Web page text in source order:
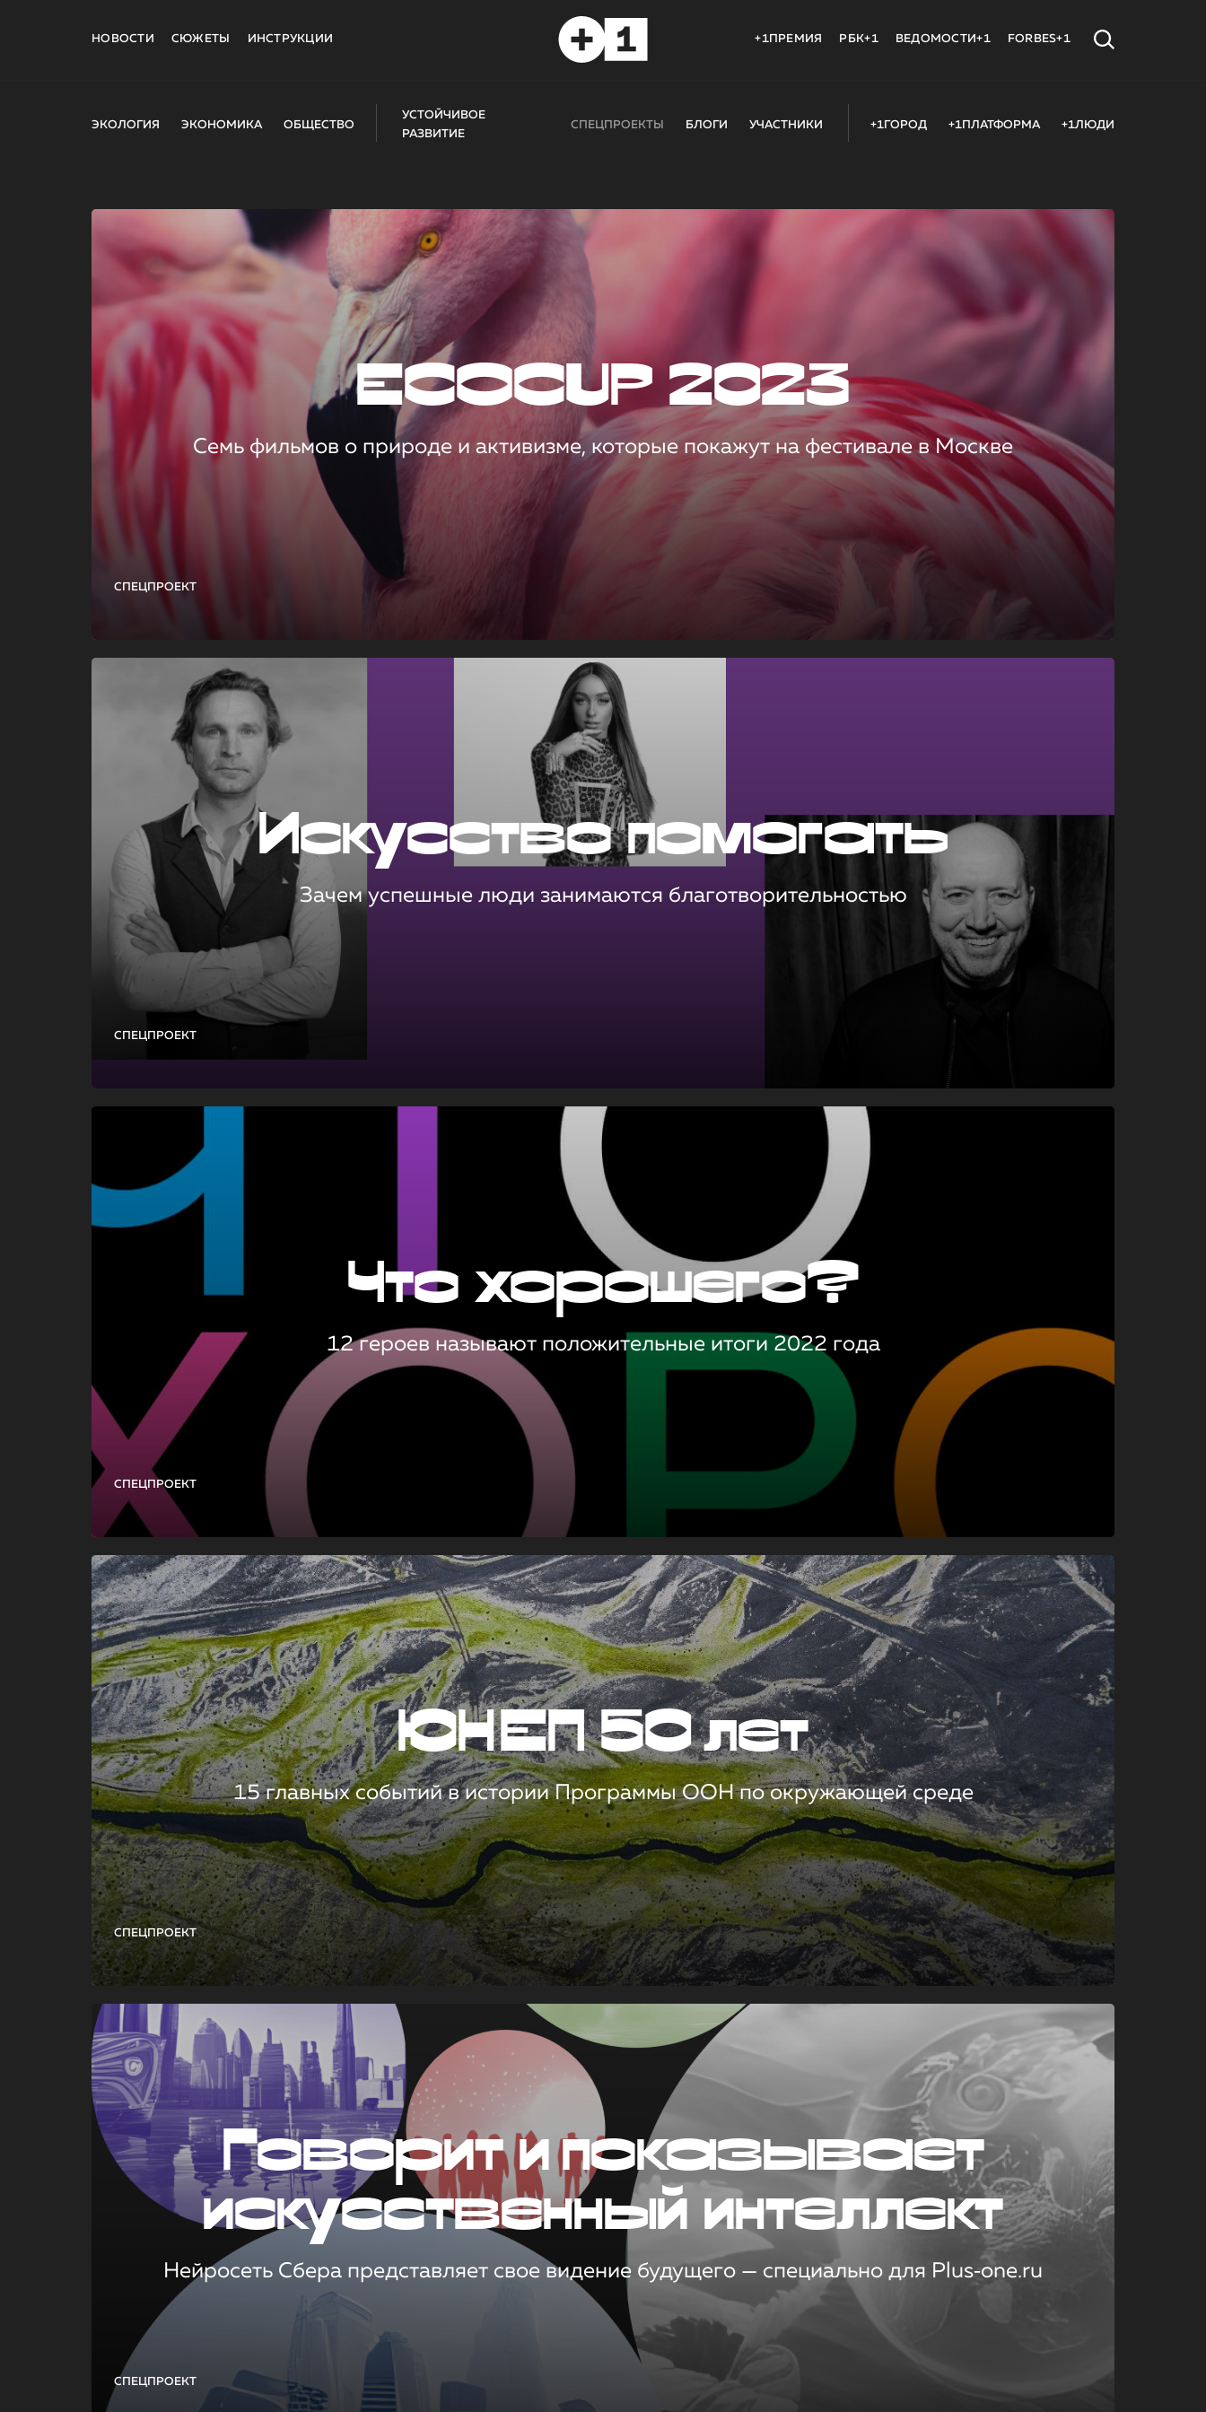
НОВОСТИ СЮЖЕТЫ ИНСТРУКЦИИ +1ПРЕМИЯ РБК+1 ВЕДОМОСТИ+1 FORBES+1
ЭКОЛОГИЯ ЭКОНОМИКА ОБЩЕСТВО
УСТОЙЧИВОЕ
РАЗВИТИЕ
СПЕЦПРОЕКТЫ БЛОГИ УЧАСТНИКИ +1ГОРОД +1ПЛАТФОРМА +1ЛЮДИ
СПЕЦПРОЕКТ
ECOCUP 2023
Семь фильмов о природе и активизме, которые покажут на фестивале в Москве
СПЕЦПРОЕКТ
Искусство помогать
Зачем успешные люди занимаются благотворительностью
СПЕЦПРОЕКТ
Что хорошего?
12 героев называют положительные итоги 2022 года
СПЕЦПРОЕКТ
ЮНЕП 50 лет
15 главных событий в истории Программы ООН по окружающей среде
СПЕЦПРОЕКТ
Говорит и показывает
искусственный интеллект
Нейросеть Сбера представляет свое видение будущего — специально для Plus‑one.ru